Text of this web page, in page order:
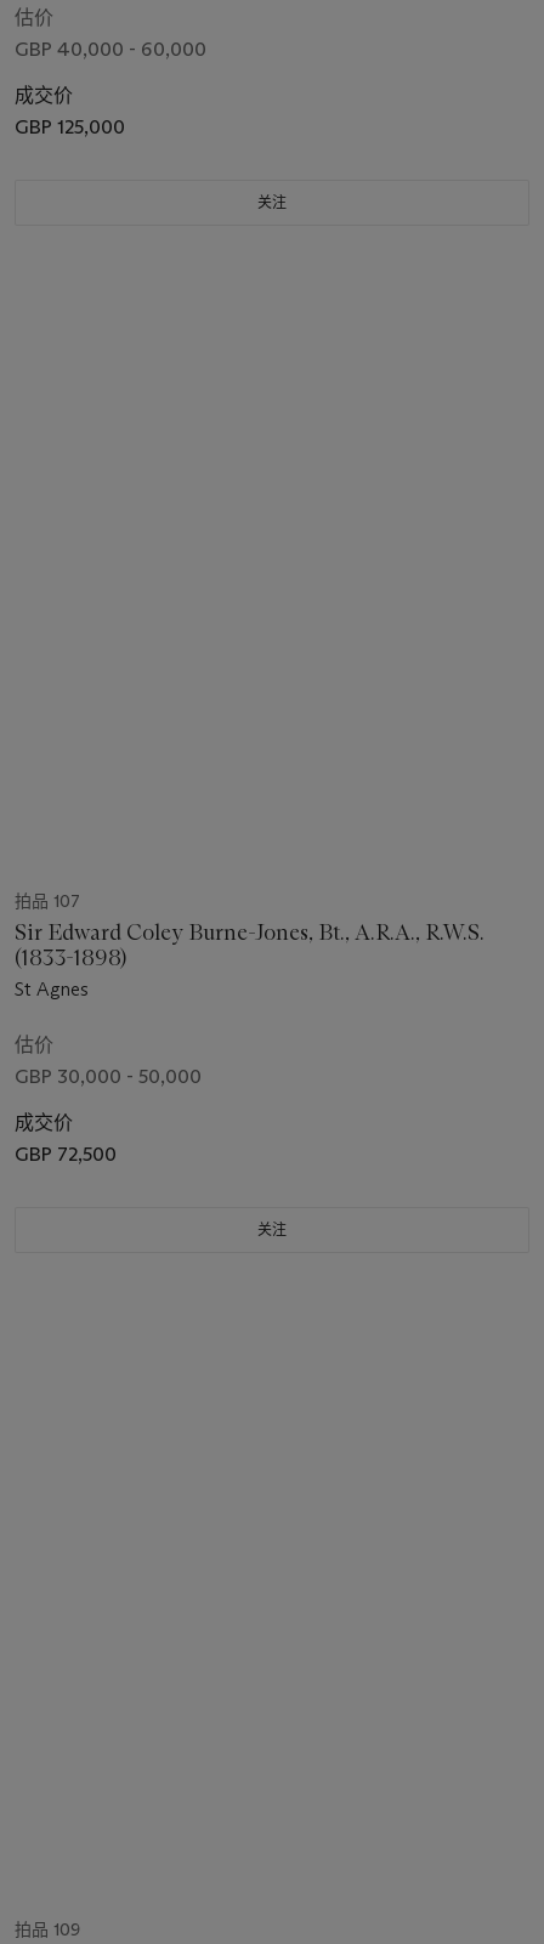
估价
GBP 40,000 - 60,000
成交价
GBP 125,000
关注
拍品 107
Sir Edward Coley Burne-Jones, Bt., A.R.A., R.W.S.
(1833-1898)
St Agnes
估价
GBP 30,000 - 50,000
成交价
GBP 72,500
关注
拍品 109